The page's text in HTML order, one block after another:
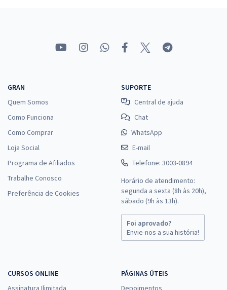
GRAN
Quem Somos
Como Funciona
Como Comprar
Loja Social
Programa de Afiliados
Trabalhe Conosco
Preferência de Cookies
SUPORTE
Central de ajuda
Chat
WhatsApp
E-mail
Telefone: 3003-0894
Horário de atendimento:
segunda a sexta (8h às 20h),
sábado (9h às 13h).
Foi aprovado?
Envie-nos a sua história!
CURSOS ONLINE
Assinatura Ilimitada
PÁGINAS ÚTEIS
Depoimentos